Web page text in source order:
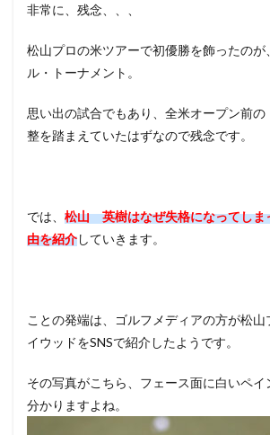
非常に、残念、、、
松山プロの米ツアーで初優勝を飾ったのが
ル・トーナメント。
思い出の試合でもあり、全米オープン前の
整を踏まえていたはずなので残念です。
では、 松山 英樹はなぜ失格になってしま
由を紹介していきます。
ことの発端は、ゴルフメディアの方が松山
イウッドをSNSで紹介したようです。
その写真がこちら、フェース面に白いペ
分かりますよね。